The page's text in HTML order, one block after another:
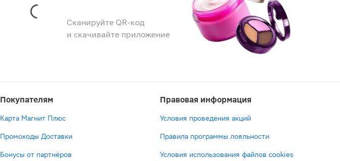
Сканируйте QR-код
и скачивайте приложение
Покупателям
Карта Магнит Плюс
Промокоды Доставки
Бонусы от партнёров
Правовая информация
Условия проведения акций
Правила программы лояльности
Условия использования файлов cookies